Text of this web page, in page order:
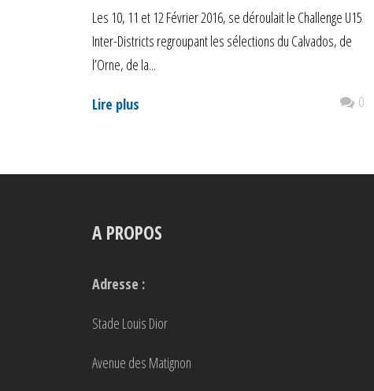
Les 10, 11 et 12 Février 2016, se déroulait le Challenge U15
Inter-Districts regroupant les sélections du Calvados, de
l’Orne, de la...
Lire plus 0
A PROPOS
Adresse :
Stade Louis Dior
Avenue des Matignon